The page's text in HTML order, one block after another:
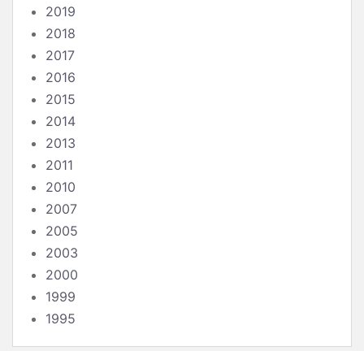
2019
2018
2017
2016
2015
2014
2013
2011
2010
2007
2005
2003
2000
1999
1995